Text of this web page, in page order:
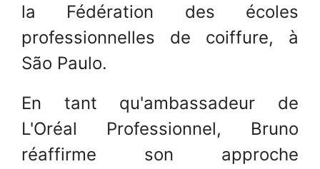
la Fédération des écoles
professionnelles de coiffure, à
São Paulo.
En tant qu'ambassadeur de
L'Oréal Professionnel, Bruno
réaffirme son approche